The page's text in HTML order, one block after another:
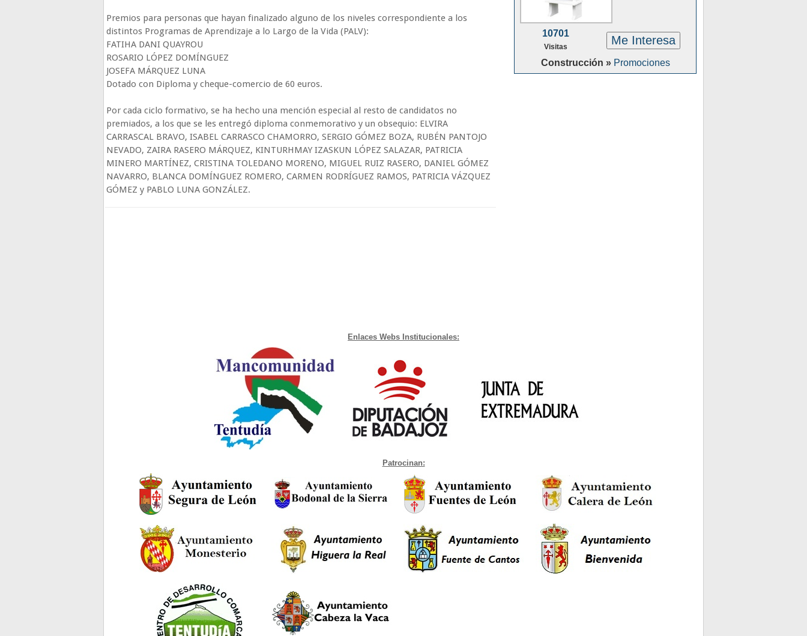
Premios para personas que hayan finalizado alguno de los niveles correspondiente a los
distintos Programas de Aprendizaje a lo Largo de la Vida (PALV):
FATIHA DANI QUAYROU
ROSARIO LÓPEZ DOMÍNGUEZ
JOSEFA MÁRQUEZ LUNA
Dotado con Diploma y cheque-comercio de 60 euros.
Por cada ciclo formativo, se ha hecho una mención especial al resto de candidatos no
premiados, a los que se les entregó diploma conmemorativo y un obsequio: ELVIRA
CARRASCAL BRAVO, ISABEL CARRASCO CHAMORRO, SERGIO GÓMEZ BOZA, RUBÉN PANTOJO
NEVADO, ZAIRA RASERO MÁRQUEZ, KINTURHMAY IZASKUN LÓPEZ SALAZAR, PATRICIA
MINERO MARTÍNEZ, CRISTINA TOLEDANO MORENO, MIGUEL RUIZ RASERO, DANIEL GÓMEZ
NAVARRO, BLANCA DOMÍNGUEZ ROMERO, CARMEN RODRÍGUEZ RAMOS, PATRICIA VÁZQUEZ
GÓMEZ y PABLO LUNA GONZÁLEZ.
10701
Visitas Me Interesa
Construcción » Promociones
Enlaces Webs Institucionales:
Patrocinan: